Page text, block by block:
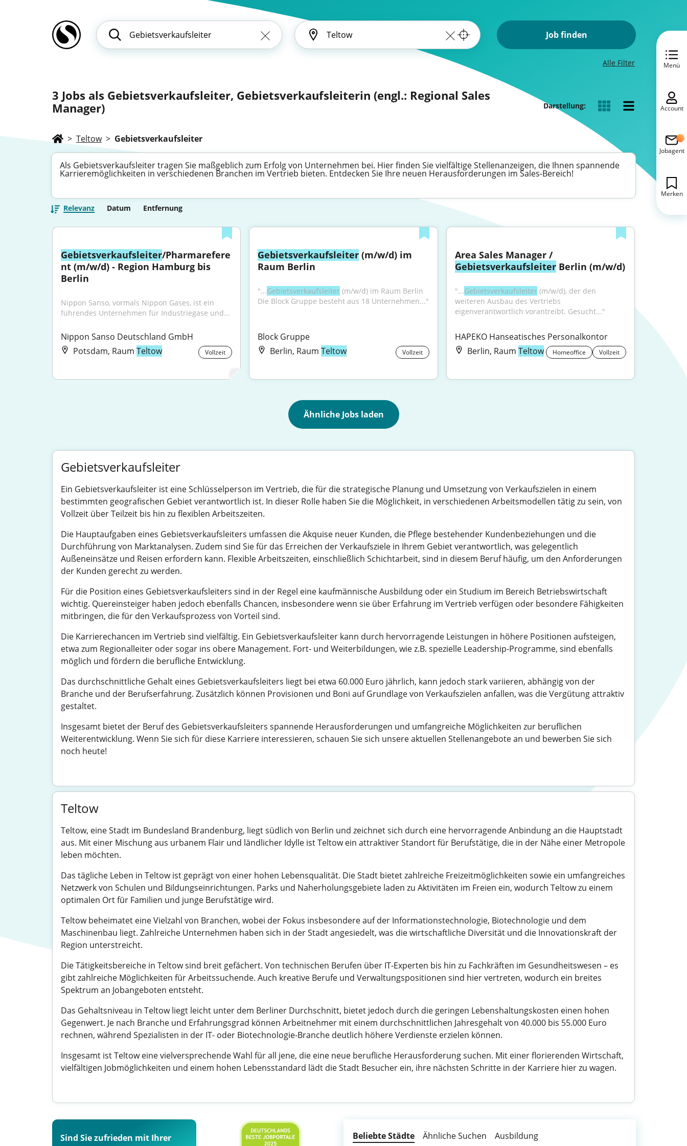
Job finden
Alle Filter
3 Jobs als Gebietsverkaufsleiter, Gebietsverkaufsleiterin (engl.: Regional Sales
Manager)
Darstellung:
> Teltow > Gebietsverkaufsleiter
Als Gebietsverkaufsleiter tragen Sie maßgeblich zum Erfolg von Unternehmen bei. Hier finden Sie vielfältige Stellenanzeigen, die Ihnen spannende
Karrieremöglichkeiten in verschiedenen Branchen im Vertrieb bieten. Entdecken Sie Ihre neuen Herausforderungen im Sales-Bereich!
Relevanz Datum Entfernung
Gebietsverkaufsleiter/Pharmarefere
nt (m/w/d) - Region Hamburg bis
Berlin
Nippon Sanso, vormals Nippon Gases, ist ein
führendes Unternehmen für Industriegase und...
Nippon Sanso Deutschland GmbH
Potsdam, Raum Teltow Vollzeit
Gebietsverkaufsleiter (m/w/d) im
Raum Berlin
"...Gebietsverkaufsleiter (m/w/d) im Raum Berlin
Die Block Gruppe besteht aus 18 Unternehmen..."
Block Gruppe
Berlin, RaumTeltow Vollzeit
Area Sales Manager /
Gebietsverkaufsleiter Berlin (m/w/d)
"...Gebietsverkaufsleiter (m/w/d), der den
weiteren Ausbau des Vertriebs
eigenverantwortlich vorantreibt. Gesucht..."
HAPEKO Hanseatisches Personalkontor
Berlin, Raum Teltow Homeoffice Vollzeit
Ähnliche Jobs laden
Gebietsverkaufsleiter
Ein Gebietsverkaufsleiter ist eine Schlüsselperson im Vertrieb, die für die strategische Planung und Umsetzung von Verkaufszielen in einem
bestimmten geografischen Gebiet verantwortlich ist. In dieser Rolle haben Sie die Möglichkeit, in verschiedenen Arbeitsmodellen tätig zu sein, von
Vollzeit über Teilzeit bis hin zu flexiblen Arbeitszeiten.
Die Hauptaufgaben eines Gebietsverkaufsleiters umfassen die Akquise neuer Kunden, die Pflege bestehender Kundenbeziehungen und die
Durchführung von Marktanalysen. Zudem sind Sie für das Erreichen der Verkaufsziele in Ihrem Gebiet verantwortlich, was gelegentlich
Außeneinsätze und Reisen erfordern kann. Flexible Arbeitszeiten, einschließlich Schichtarbeit, sind in diesem Beruf häufig, um den Anforderungen
der Kunden gerecht zu werden.
Für die Position eines Gebietsverkaufsleiters sind in der Regel eine kaufmännische Ausbildung oder ein Studium im Bereich Betriebswirtschaft
wichtig. Quereinsteiger haben jedoch ebenfalls Chancen, insbesondere wenn sie über Erfahrung im Vertrieb verfügen oder besondere Fähigkeiten
mitbringen, die für den Verkaufsprozess von Vorteil sind.
Die Karrierechancen im Vertrieb sind vielfältig. Ein Gebietsverkaufsleiter kann durch hervorragende Leistungen in höhere Positionen aufsteigen,
etwa zum Regionalleiter oder sogar ins obere Management. Fort- und Weiterbildungen, wie z.B. spezielle Leadership-Programme, sind ebenfalls
möglich und fördern die berufliche Entwicklung.
Das durchschnittliche Gehalt eines Gebietsverkaufsleiters liegt bei etwa 60.000 Euro jährlich, kann jedoch stark variieren, abhängig von der
Branche und der Berufserfahrung. Zusätzlich können Provisionen und Boni auf Grundlage von Verkaufszielen anfallen, was die Vergütung attraktiv
gestaltet.
Insgesamt bietet der Beruf des Gebietsverkaufsleiters spannende Herausforderungen und umfangreiche Möglichkeiten zur beruflichen
Weiterentwicklung. Wenn Sie sich für diese Karriere interessieren, schauen Sie sich unsere aktuellen Stellenangebote an und bewerben Sie sich
noch heute!
Teltow
Teltow, eine Stadt im Bundesland Brandenburg, liegt südlich von Berlin und zeichnet sich durch eine hervorragende Anbindung an die Hauptstadt
aus. Mit einer Mischung aus urbanem Flair und ländlicher Idylle ist Teltow ein attraktiver Standort für Berufstätige, die in der Nähe einer Metropole
leben möchten.
Das tägliche Leben in Teltow ist geprägt von einer hohen Lebensqualität. Die Stadt bietet zahlreiche Freizeitmöglichkeiten sowie ein umfangreiches
Netzwerk von Schulen und Bildungseinrichtungen. Parks und Naherholungsgebiete laden zu Aktivitäten im Freien ein, wodurch Teltow zu einem
optimalen Ort für Familien und junge Berufstätige wird.
Teltow beheimatet eine Vielzahl von Branchen, wobei der Fokus insbesondere auf der Informationstechnologie, Biotechnologie und dem
Maschinenbau liegt. Zahlreiche Unternehmen haben sich in der Stadt angesiedelt, was die wirtschaftliche Diversität und die Innovationskraft der
Region unterstreicht.
Die Tätigkeitsbereiche in Teltow sind breit gefächert. Von technischen Berufen über IT-Experten bis hin zu Fachkräften im Gesundheitswesen – es
gibt zahlreiche Möglichkeiten für Arbeitssuchende. Auch kreative Berufe und Verwaltungspositionen sind hier vertreten, wodurch ein breites
Spektrum an Jobangeboten entsteht.
Das Gehaltsniveau in Teltow liegt leicht unter dem Berliner Durchschnitt, bietet jedoch durch die geringen Lebenshaltungskosten einen hohen
Gegenwert. Je nach Branche und Erfahrungsgrad können Arbeitnehmer mit einem durchschnittlichen Jahresgehalt von 40.000 bis 55.000 Euro
rechnen, während Spezialisten in der IT- oder Biotechnologie-Branche deutlich höhere Verdienste erzielen können.
Insgesamt ist Teltow eine vielversprechende Wahl für all jene, die eine neue berufliche Herausforderung suchen. Mit einer florierenden Wirtschaft,
vielfältigen Jobmöglichkeiten und einem hohen Lebensstandard lädt die Stadt Besucher ein, ihre nächsten Schritte in der Karriere hier zu wagen.
Menü
Account
Jobagent
Merken
Sind Sie zufrieden mit Ihrer
Beliebte Städte Ähnliche Suchen Ausbildung